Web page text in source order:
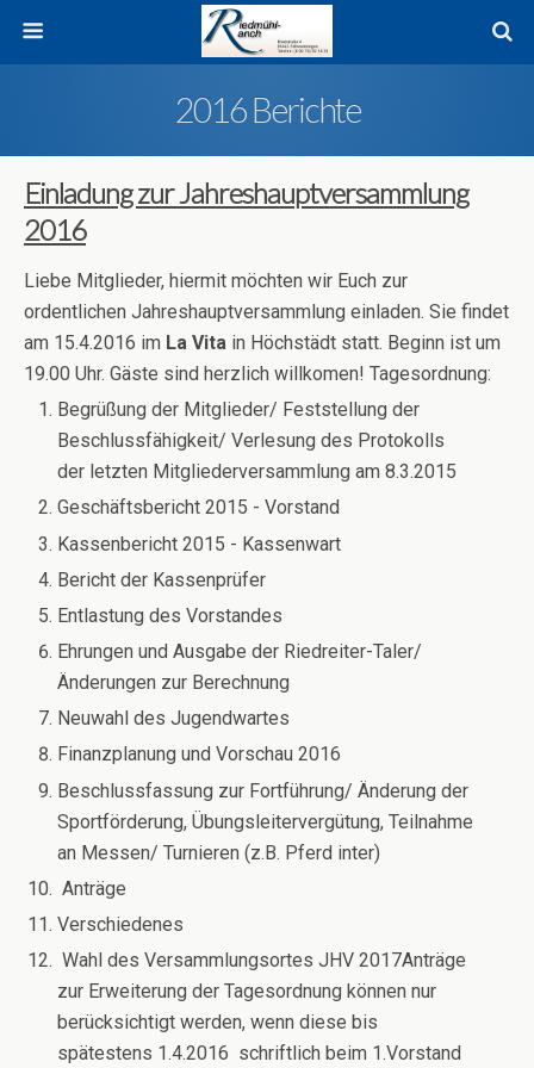
2016 Berichte
Einladung zur Jahreshauptversammlung
2016
Liebe Mitglieder, hiermit möchten wir Euch zur
ordentlichen Jahreshauptversammlung einladen. Sie findet
am 15.4.2016 im La Vita in Höchstädt statt. Beginn ist um
19.00 Uhr. Gäste sind herzlich willkomen! Tagesordnung:
Begrüßung der Mitglieder/ Feststellung der
Beschlussfähigkeit/ Verlesung des Protokolls
der letzten Mitgliederversammlung am 8.3.2015
Geschäftsbericht 2015 - Vorstand
Kassenbericht 2015 - Kassenwart
Bericht der Kassenprüfer
Entlastung des Vorstandes
Ehrungen und Ausgabe der Riedreiter-Taler/
Änderungen zur Berechnung
Neuwahl des Jugendwartes
Finanzplanung und Vorschau 2016
Beschlussfassung zur Fortführung/ Änderung der
Sportförderung, Übungsleitervergütung, Teilnahme
an Messen/ Turnieren (z.B. Pferd inter)
Anträge
Verschiedenes
Wahl des Versammlungsortes JHV 2017Anträge
zur Erweiterung der Tagesordnung können nur
berücksichtigt werden, wenn diese bis
spätestens 1.4.2016 schriftlich beim 1.Vorstand